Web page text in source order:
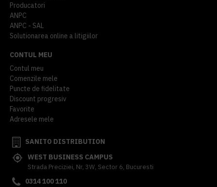
Producatori
ANPC
ANPC - SAL
Solutionarea online a litigiilor
CONTUL MEU
Contul meu
Comenzile mele
Puncte de fidelitate
Discount progresiv
Favorite
Adresele mele
SANITO DISTRIBUTION
WEST BUSINESS CAMPUS
Strada Preciziei, Nr, 3W, Sector 6, Bucuresti
0314 100 110